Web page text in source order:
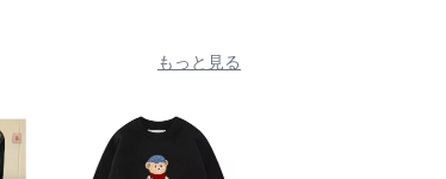
もっと見る